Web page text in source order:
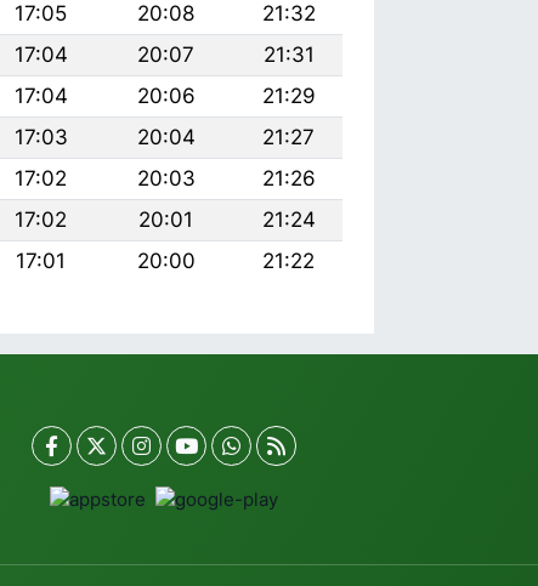
17:05 20:08
21:32
17:04 20:07
21:31
17:04 20:06
21:29
17:03 20:04
21:27
17:02 20:03
21:26
17:02 20:01
21:24
17:01 20:00 21:22